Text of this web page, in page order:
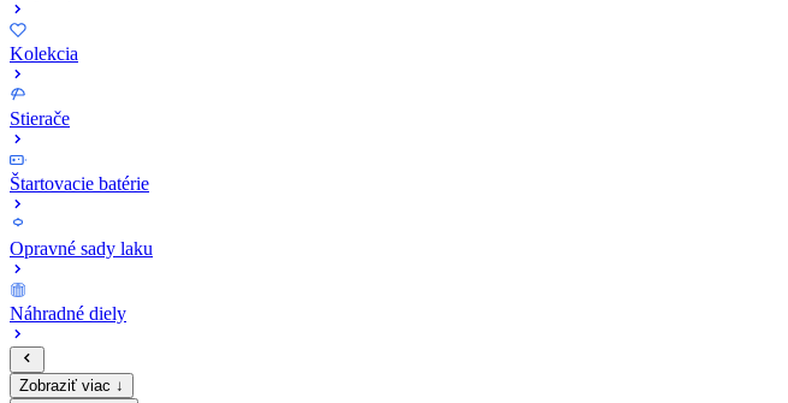
Kolekcia
Stierače
Štartovacie batérie
Opravné sady laku
Náhradné diely
Zobraziť viac ↓